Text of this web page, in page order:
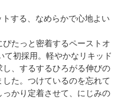
する、なめらかで心地よい
たっと密着するペーストオ
初採用。軽やかなリキッド
、するするひろがる伸びの
た。つけているのを忘れて
かり定着させて、にじみの